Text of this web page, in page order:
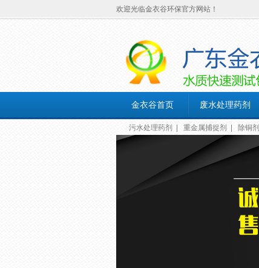
欢迎光临金衣谷环保官方网站！
金衣谷首页 废水处理药剂
污水处理药剂 重金属捕捉剂 除铜剂